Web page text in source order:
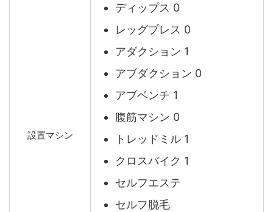
設置マシン
ディップス 0
レッグプレス 0
アダクション 1
アブダクション 0
アブベンチ 1
腹筋マシン 0
トレッドミル 1
クロスバイク 1
セルフエステ
セルフ脱毛